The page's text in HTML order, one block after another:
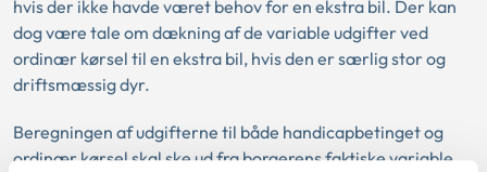
hvis der ikke havde været behov for en ekstra bil. Der kan
dog være tale om dækning af de variable udgifter ved
ordinær kørsel til en ekstra bil, hvis den er særlig stor og
driftsmæssig dyr.
Beregningen af udgifterne til både handicapbetinget og
ordinær kørsel skal ske ud fra borgerens faktiske variable